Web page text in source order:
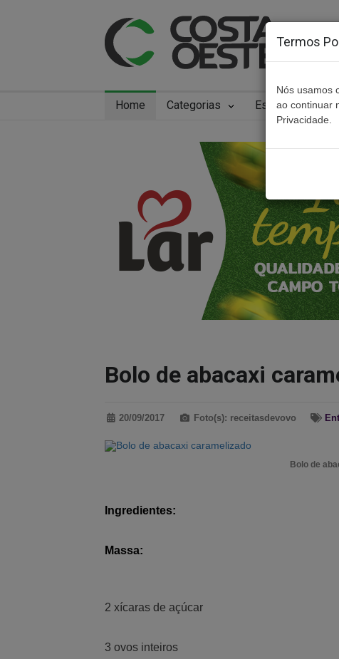
Home Categorias Especiais
Bolo de abacaxi
20/09/2017 Foto(s): receitasdevovo
Bolo de
Ingredientes:
Massa:
2 xícaras de açúcar
3 ovos inteiros
Termos
Nós usamos
ao continuar
Privacidade.